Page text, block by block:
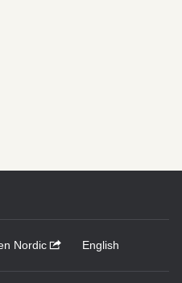
Nordic English